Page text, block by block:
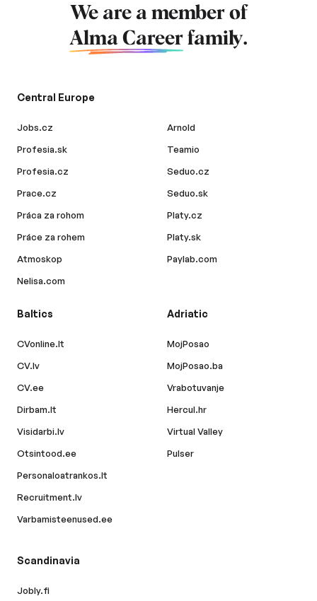
We are a member of
Alma Career family.
Central Europe
Jobs.cz
Profesia.sk
Profesia.cz
Prace.cz
Práca za rohom
Práce za rohem
Atmoskop
Nelisa.com
Arnold
Teamio
Seduo.cz
Seduo.sk
Platy.cz
Platy.sk
Paylab.com
Baltics
CVonline.lt
CV.lv
CV.ee
Dirbam.lt
Visidarbi.lv
Otsintood.ee
Personaloatrankos.lt
Recruitment.lv
Varbamisteenused.ee
Adriatic
MojPosao
MojPosao.ba
Vrabotuvanje
Hercul.hr
Virtual Valley
Pulser
Scandinavia
Jobly.fi